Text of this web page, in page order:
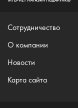
Сотрудничество
О компании
Новости
Карта сайта